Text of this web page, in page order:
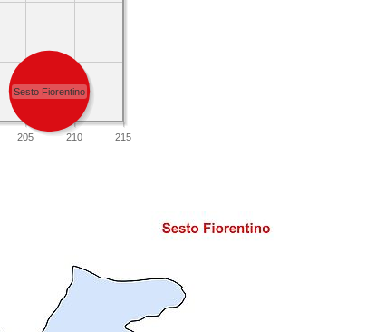
205 210 215
Sesto Fiorentino